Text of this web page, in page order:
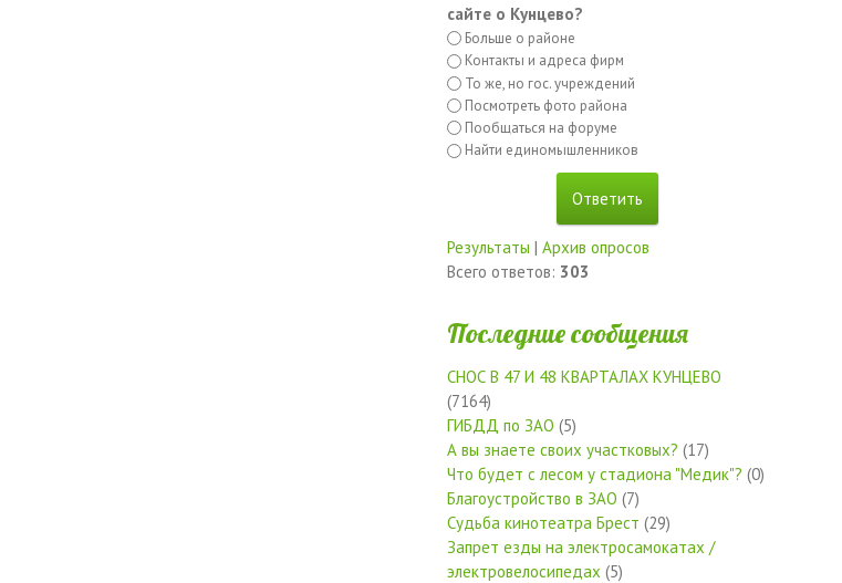
сайте о Кунцево?
Больше о районе
Контакты и адреса фирм
То же, но гос. учреждений
Посмотреть фото района
Пообщаться на форуме
Найти единомышленников
Результаты | Архив опросов
Всего ответов: 303
Последние сообщения
СНОС В 47 И 48 КВАРТАЛАХ КУНЦЕВО
(7164)
ГИБДД по ЗАО (5)
А вы знаете своих участковых? (17)
Что будет с лесом у стадиона "Медик"? (0)
Благоустройство в ЗАО (7)
Судьба кинотеатра Брест (29)
Запрет езды на электросамокатах /
электровелосипедах (5)